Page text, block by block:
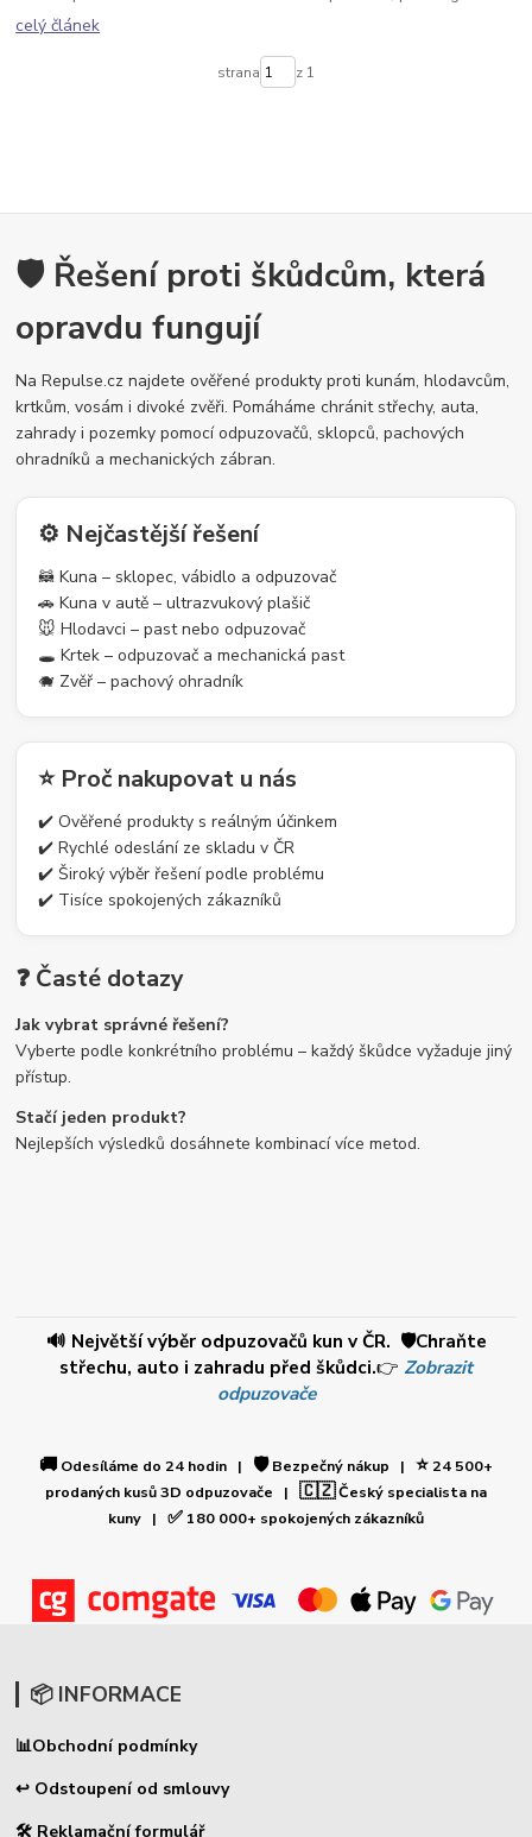
celý článek
strana z 1
🛡️ Řešení proti škůdcům, která
opravdu fungují
Na Repulse.cz najdete ověřené produkty proti kunám, hlodavcům,
krtkům, vosám i divoké zvěři. Pomáháme chránit střechy, auta,
zahrady i pozemky pomocí odpuzovačů, sklopců, pachových
ohradníků a mechanických zábran.
⚙️ Nejčastější řešení
🦝 Kuna – sklopec, vábidlo a odpuzovač
🚗 Kuna v autě – ultrazvukový plašič
🐭 Hlodavci – past nebo odpuzovač
🕳️ Krtek – odpuzovač a mechanická past
🐗 Zvěř – pachový ohradník
⭐ Proč nakupovat u nás
✔️ Ověřené produkty s reálným účinkem
✔️ Rychlé odeslání ze skladu v ČR
✔️ Široký výběr řešení podle problému
✔️ Tisíce spokojených zákazníků
❓ Časté dotazy
Jak vybrat správné řešení?
Vyberte podle konkrétního problému – každý škůdce vyžaduje jiný
přístup.
Stačí jeden produkt?
Nejlepších výsledků dosáhnete kombinací více metod.
🔊 Největší výběr odpuzovačů kun v ČR. 🛡️Chraňte
střechu, auto i zahradu před škůdci.👉 Zobrazit
odpuzovače
🚚 Odesíláme do 24 hodin | 🛡️Bezpečný nákup | ⭐24 500+
prodaných kusů 3D odpuzovače | 🇨🇿Český specialista na
kuny | ✅ 180 000+ spokojených zákazníků
📦 INFORMACE
📊Obchodní podmínky
↩ Odstoupení od smlouvy
🛠 Reklamační formulář